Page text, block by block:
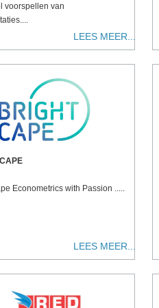
voorspellen van
LEES MEER...
Econometrics with Passion .....
LEES MEER...